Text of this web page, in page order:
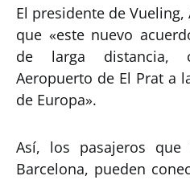
El presidente de
que «este nuevo
de larga distancia,
Aeropuerto de El Prat a
de Europa».
Así, los pasajeros
Barcelona, pueden